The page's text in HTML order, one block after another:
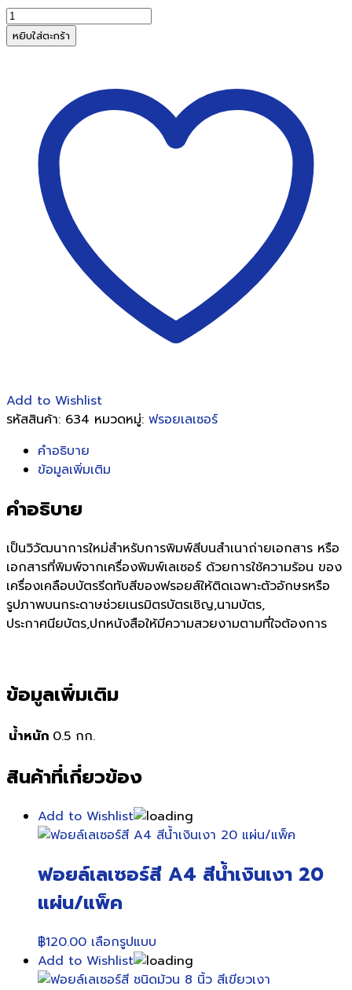
จำนวน
ฟอยล์
เลเซอร์
หยิบใส่ตะกร้า
Add to Wishlist
รหัสสินค้า: 634 หมวดหมู่: ฟรอยเลเซอร์
คำอธิบาย
ข้อมูลเพิ่มเติม
คำอธิบาย
เป็นวิวัฒนาการใหม่สำหรับการพิมพ์สีบนสำเนาถ่ายเอกสาร หรือ
เอกสารที่พิมพ์จากเครื่องพิมพ์เลเซอร์ ด้วยการใช้ความร้อน ของ
เครื่องเคลือบบัตรรีดทับสีของฟรอยส์ให้ติดเฉพาะตัวอักษรหรือ
รูปภาพบนกระดาษช่วยเนรมิตรบัตรเชิญ,นามบัตร,
ประกาศนียบัตร,ปกหนังสือให้มีความสวยงามตามที่ใจต้องการ
ข้อมูลเพิ่มเติม
น้ำหนัก 0.5 กก.
สินค้าที่เกี่ยวข้อง
Add to Wishlist
ฟอยล์เลเซอร์สี A4 สีน้ำเงินเงา 20
แผ่น/แพ็ค
฿120.00 เลือกรูปแบบ
product
has
Add to Wishlist